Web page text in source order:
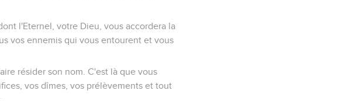
l'Eternel, votre Dieu, vous accordera la
vos ennemis qui vous entourent et vous
résider son nom. C'est là que vous
vos dîmes, vos prélèvements et tout